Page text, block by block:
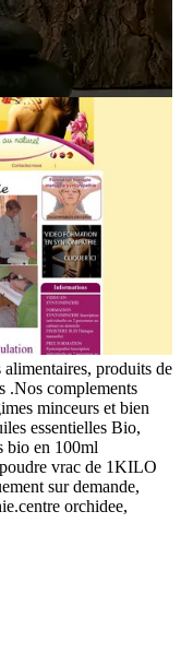
produits de
.Nos complements
minceurs et bien
essentielles Bio,
bio en 100ml
vrac de 1KILO
sur demande,
orchidee,